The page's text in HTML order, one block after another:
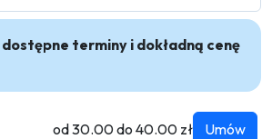
dostępne terminy i dokładną cenę
od 30.00 do 40.00 zł
Umów